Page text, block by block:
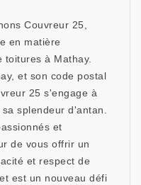
Couvreur 25,
en matière
toitures à Mathay.
et son code postal
25 s'engage à
splendeur d'antan.
et
de vous offrir un
et respect de
est un nouveau défi